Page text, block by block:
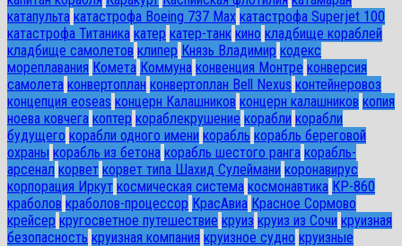
катапульта катастрофа Boeing 737 Max катастрофа Superjet 100
катастрофа Титаника катер катер-танк кино кладбище кораблей
кладбище самолетов клипер Князь Владимир кодекс
мореплавания Комета Коммуна конвенция Монтре конверсия
самолета конвертоплан конвертоплан Bell Nexus контейнеровоз
концепция eoseas концерн Калашников концерн калашников копия
ноева ковчега коптер кораблекрушение корабли корабли
будущего корабли одного имени корабль корабль береговой
охраны корабль из бетона корабль шестого ранга корабль-
арсенал корвет корвет типа Шахид Сулеймани коронавирус
корпорация Иркут космическая система космонавтика КР-860
краболов краболов-процессор КрасАвиа Красное Сормово
крейсер кругосветное путешествие круиз круиз из Сочи круизная
безопасность круизная компания круизное судно круизные